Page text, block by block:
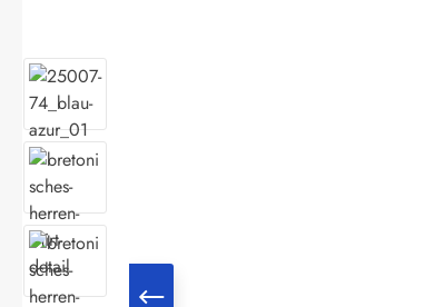
Bildergalerie überspringen